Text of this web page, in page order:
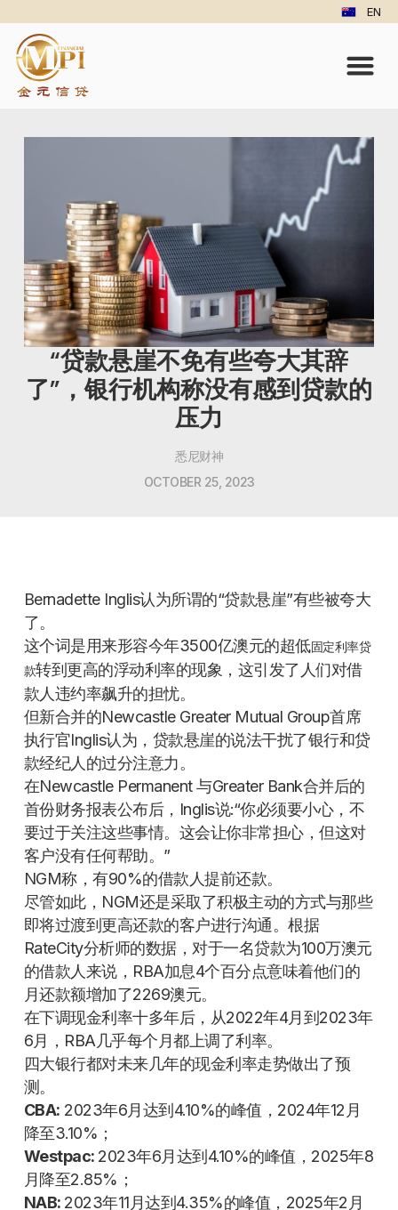
EN
“贷款悬崖不免有些夸大其辞
了”，银行机构称没有感到贷款的
压力
悉尼财神
OCTOBER 25, 2023
Bernadette Inglis认为所谓的“贷款悬崖”有些被夸大
了。
这个词是用来形容今年3500亿澳元的超低固定利率贷
款转到更高的浮动利率的现象，这引发了人们对借
款人违约率飙升的担忧。
但新合并的Newcastle Greater Mutual Group首席
执行官Inglis认为，贷款悬崖的说法干扰了银行和贷
款经纪人的过分注意力。
在Newcastle Permanent 与Greater Bank合并后的
首份财务报表公布后，Inglis说:“你必须要小心，不
要过于关注这些事情。这会让你非常担心，但这对
客户没有任何帮助。”
NGM称，有90%的借款人提前还款。
尽管如此，NGM还是采取了积极主动的方式与那些
即将过渡到更高还款的客户进行沟通。根据
RateCity分析师的数据，对于一名贷款为100万澳元
的借款人来说，RBA加息4个百分点意味着他们的
月还款额增加了2269澳元。
在下调现金利率十多年后，从2022年4月到2023年
6月，RBA几乎每个月都上调了利率。
四大银行都对未来几年的现金利率走势做出了预
测。
CBA: 2023年6月达到4.10%的峰值，2024年12月
降至3.10%；
Westpac: 2023年6月达到4.10%的峰值，2025年8
月降至2.85%；
NAB: 2023年11月达到4.35%的峰值，2025年2月